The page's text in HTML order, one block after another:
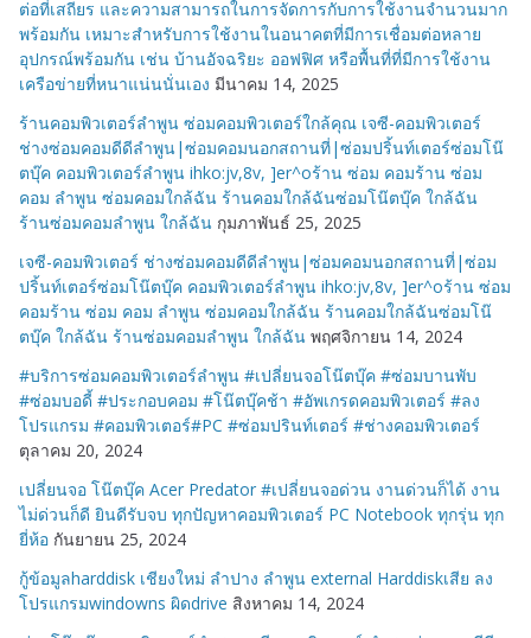
ต่อที่เสถียร และความสามารถในการจัดการกับการใช้งานจำนวนมาก
พร้อมกัน เหมาะสำหรับการใช้งานในอนาคตที่มีการเชื่อมต่อหลาย
อุปกรณ์พร้อมกัน เช่น บ้านอัจฉริยะ ออฟฟิศ หรือพื้นที่ที่มีการใช้งาน
เครือข่ายที่หนาแน่นนั่นเอง มีนาคม 14, 2025
ร้านคอมพิวเตอร์ลำพูน ซ่อมคอมพิวเตอร์ใกล้คุณ เจซี-คอมพิวเตอร์
ช่างซ่อมคอมดีดีลำพูน|ซ่อมคอมนอกสถานที่|ซ่อมปริ้นท์เตอร์ซ่อมโน๊
ตบุ๊ค คอมพิวเตอร์ลำพูน ihko:jv,8v, ]er^oร้าน ซ่อม คอมร้าน ซ่อม
คอม ลำพูน ซ่อมคอมใกล้ฉัน ร้านคอมใกล้ฉันซ่อมโน๊ตบุ๊ค ใกล้ฉัน
ร้านซ่อมคอมลำพูน ใกล้ฉัน กุมภาพันธ์ 25, 2025
เจซี-คอมพิวเตอร์ ช่างซ่อมคอมดีดีลำพูน|ซ่อมคอมนอกสถานที่|ซ่อม
ปริ้นท์เตอร์ซ่อมโน๊ตบุ๊ค คอมพิวเตอร์ลำพูน ihko:jv,8v, ]er^oร้าน ซ่อม
คอมร้าน ซ่อม คอม ลำพูน ซ่อมคอมใกล้ฉัน ร้านคอมใกล้ฉันซ่อมโน๊
ตบุ๊ค ใกล้ฉัน ร้านซ่อมคอมลำพูน ใกล้ฉัน พฤศจิกายน 14, 2024
#บริการซ่อมคอมพิวเตอร์ลำพูน #เปลี่ยนจอโน๊ตบุ๊ค #ซ่อมบานพับ
#ซ่อมบอดี้ #ประกอบคอม #โน๊ตบุ๊คช้า #อัพเกรดคอมพิวเตอร์ #ลง
โปรแกรม #คอมพิวเตอร์#PC #ซ่อมปรินท์เตอร์ #ช่างคอมพิวเตอร์
ตุลาคม 20, 2024
เปลี่ยนจอ โน๊ตบุ๊ค Acer Predator #เปลี่ยนจอด่วน งานด่วนก็ได้ งาน
ไม่ด่วนก็ดี ยินดีรับจบ ทุกปัญหาคอมพิวเตอร์ PC Notebook ทุกรุ่น ทุก
ยี่ห้อ กันยายน 25, 2024
กู้ข้อมูลharddisk เชียงใหม่ ลำปาง ลำพูน external Harddiskเสีย ลง
โปรแกรมwindowns ผิดdrive สิงหาคม 14, 2024